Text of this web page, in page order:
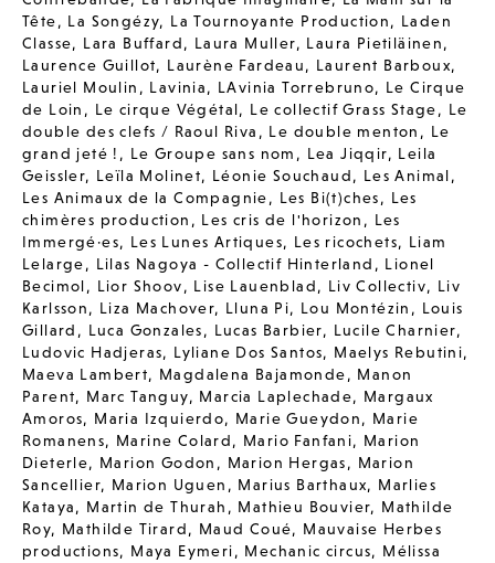
Tête, La Songézy, La Tournoyante Production, Laden
Classe, Lara Buffard, Laura Muller, Laura Pietiläinen,
Laurence Guillot, Laurène Fardeau, Laurent Barboux,
Lauriel Moulin , Lavinia, LAvinia Torrebruno, Le Cirque
de Loin , Le cirque Végétal, Le collectif Grass Stage, Le
double des clefs / Raoul Riva , Le double menton , Le
grand jeté ! , Le Groupe sans nom , Lea Jiqqir, Leila
Geissler, Leïla Molinet, Léonie Souchaud, Les Animal,
Les Animaux de la Compagnie, Les Bi(t)ches, Les
chimères production , Les cris de l'horizon , Les
Immergé·es, Les Lunes Artiques, Les ricochets, Liam
Lelarge, Lilas Nagoya - Collectif Hinterland , Lionel
Becimol, Lior Shoov, Lise Lauenblad, Liv Collectiv, Liv
Karlsson, Liza Machover, Lluna Pi, Lou Montézin , Louis
Gillard , Luca Gonzales, Lucas Barbier, Lucile Charnier,
Ludovic Hadjeras, Lyliane Dos Santos, Maelys Rebutini,
Maeva Lambert, Magdalena Bajamonde, Manon
Parent, Marc Tanguy, Marcia Laplechade, Margaux
Amoros, Maria Izquierdo, Marie Gueydon, Marie
Romanens, Marine Colard, Mario Fanfani, Marion
Dieterle, Marion Godon , Marion Hergas, Marion
Sancellier, Marion Uguen , Marius Barthaux, Marlies
Kataya, Martin de Thurah , Mathieu Bouvier, Mathilde
Roy, Mathilde Tirard, Maud Coué, Mauvaise Herbes
productions, Maya Eymeri, Mechanic circus, Mélissa